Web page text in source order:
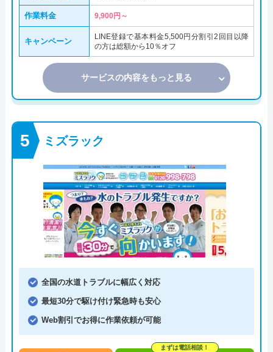
作業料金 9,900円～
キャンペーン
LINE登録で基本料金5,500円分割引2回目以降
の方は総額から10％オフ
サービスの内容をもっと見る
ミズラック
全国の水道トラブルに幅広く対応
最短30分で駆け付け緊急時も安心
Web割引でお得に作業依頼が可能
まずは電話相談！